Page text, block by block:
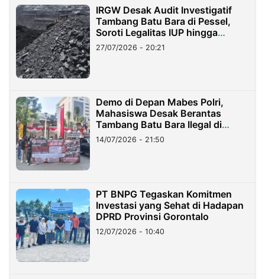
IRGW Desak Audit Investigatif
Tambang Batu Bara di Pessel,
Soroti Legalitas IUP hingga
Stockpile
27/07/2026 - 20:21
Demo di Depan Mabes Polri,
Mahasiswa Desak Berantas
Tambang Batu Bara Ilegal di
Lampung
14/07/2026 - 21:50
PT BNPG Tegaskan Komitmen
Investasi yang Sehat di Hadapan
DPRD Provinsi Gorontalo
12/07/2026 - 10:40